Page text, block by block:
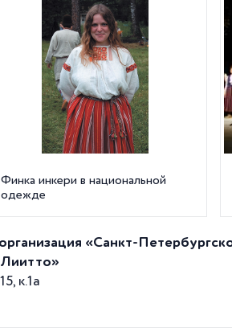
Финка инкери в национальной
одежде
«Санкт-
к.1а